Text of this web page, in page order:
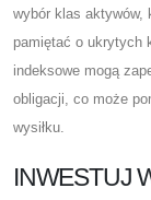
wybór klas aktywów,
pamiętać o ukrytych
indeksowe mogą
obligacji, co może
wysiłku.
INWESTUJ